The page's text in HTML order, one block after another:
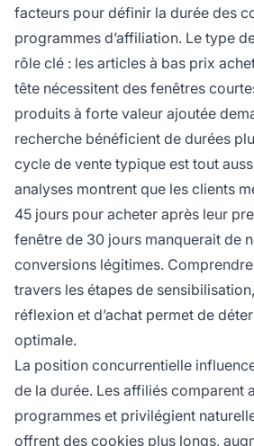
facteurs pour définir la durée des
programmes d’affiliation. Le type
rôle clé : les articles à bas prix
tête nécessitent des fenêtres
produits à forte valeur ajoutée
recherche bénéficient de durées
cycle de vente typique est tout
analyses montrent que les clients
45 jours pour acheter après leur
fenêtre de 30 jours manquerait de
conversions légitimes.
travers les étapes de
réflexion et d’achat permet de
optimale.
La position concurrentielle
de la durée. Les affiliés comparent
programmes et privilégient
offrent des cookies plus longs,